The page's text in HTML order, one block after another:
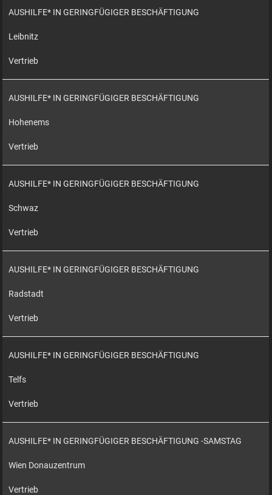
AUSHILFE* IN GERINGFÜGIGER BESCHÄFTIGUNG
Leibnitz
Vertrieb
AUSHILFE* IN GERINGFÜGIGER BESCHÄFTIGUNG
Hohenems
Vertrieb
AUSHILFE* IN GERINGFÜGIGER BESCHÄFTIGUNG
Schwaz
Vertrieb
AUSHILFE* IN GERINGFÜGIGER BESCHÄFTIGUNG
Radstadt
Vertrieb
AUSHILFE* IN GERINGFÜGIGER BESCHÄFTIGUNG
Telfs
Vertrieb
AUSHILFE* IN GERINGFÜGIGER BESCHÄFTIGUNG -SAMSTAG
Wien Donauzentrum
Vertrieb